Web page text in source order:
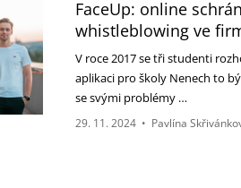
FaceUp: online
whistleblowing ve
V roce 2017 se tři studenti
aplikaci pro školy Nenech to
se svými problémy …
29. 11. 2024 • Pavlína